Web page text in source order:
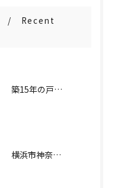
Recent
築15年の戸建て住宅が生まれ変わる！神奈川区での漏水トラブルを完全解決した外壁塗装工事実例
横浜市神奈川区にあるI様邸の外壁塗装および屋根塗装工事